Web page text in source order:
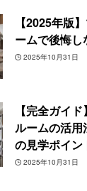
【2025年版
ームで後悔
2025年10月31日
【完全ガイ
ルームの活
の見学ポイン
2025年10月31日